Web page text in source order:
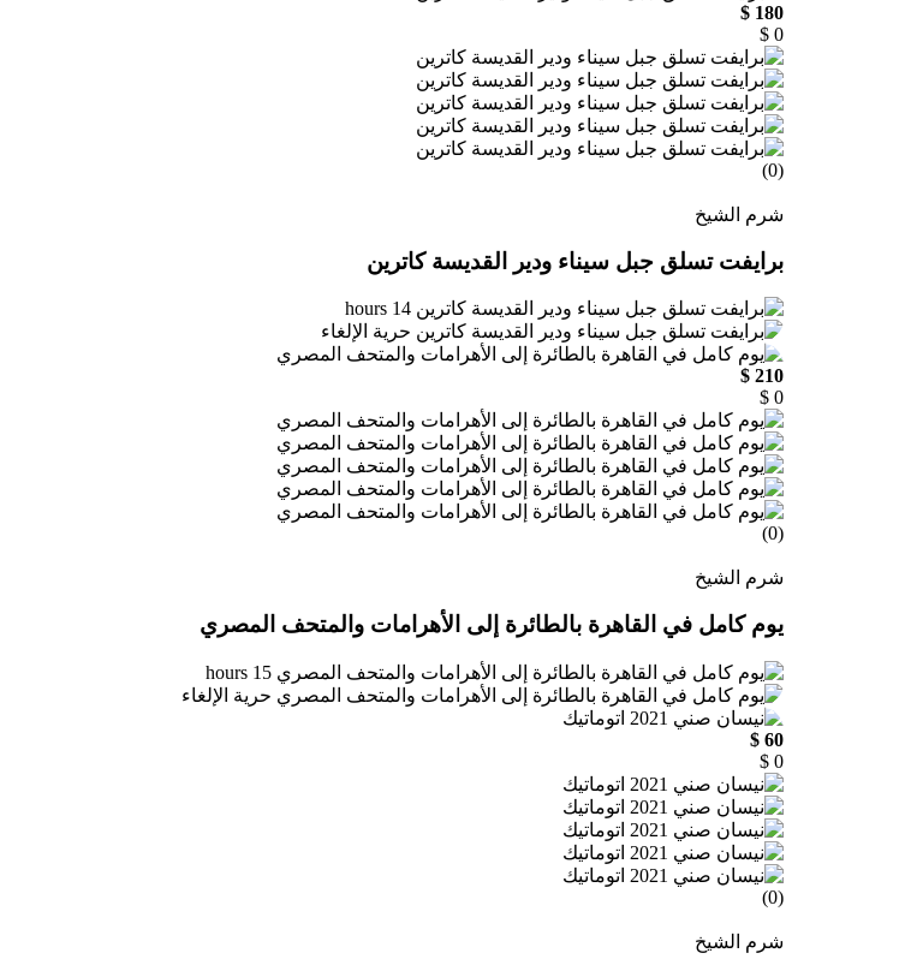
180 $
0 $
(0)
شرم الشيخ
برايفت تسلق جبل سيناء ودير القديسة كاترين
14 hours
حرية الإلغاء
210 $
0 $
(0)
شرم الشيخ
يوم كامل في القاهرة بالطائرة إلى الأهرامات والمتحف المصري
15 hours
حرية الإلغاء
60 $
0 $
(0)
شرم الشيخ